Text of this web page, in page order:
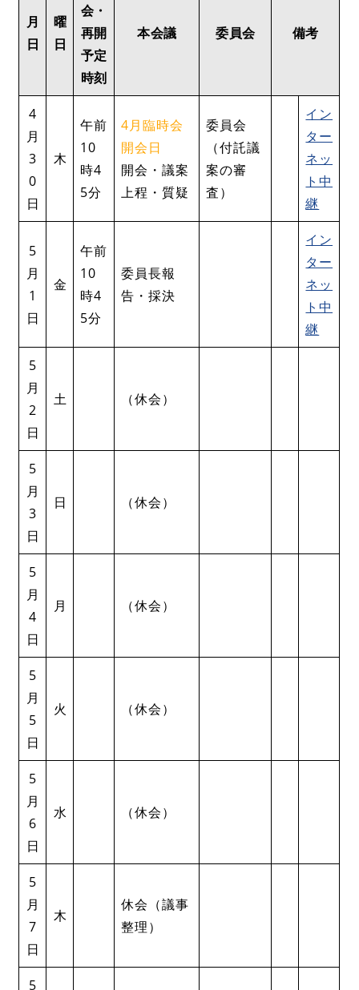
月
日
曜
日
会・
再開
予定
時刻
本会議 委員会 備考
4
月
3
0
日
木
午前
10
時4
5分
4月臨時会
開会日
開会・議案
上程・質疑
委員会
（付託議
案の審
査）
イン
ター
ネッ
ト中
継
5
月
1
日
金
午前
10
時4
5分
委員長報
告・採決
イン
ター
ネッ
ト中
継
5
月
2
日
土 （休会）
5
月
3
日
日 （休会）
5
月
4
日
月 （休会）
5
月
5
日
火 （休会）
5
月
6
日
水 （休会）
5
月
7
日
木
休会（議事
整理）
5